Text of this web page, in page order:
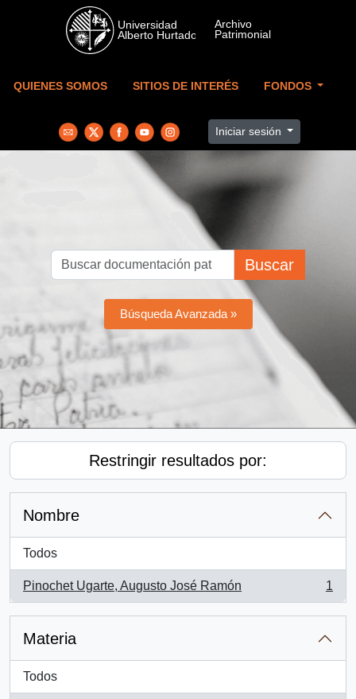
Skip to main content
QUIENES SOMOS SITIOS DE INTERÉS FONDOS
Iniciar sesión
Buscar
Búsqueda Avanzada »
Restringir resultados por:
Nombre
Todos
Pinochet Ugarte, Augusto José Ramón
, 1 resultados
1
Materia
Todos